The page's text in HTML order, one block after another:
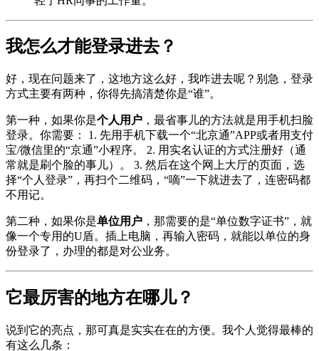
我怎么才能登录进去？
好，现在问题来了，这地方这么好，我咋进去呢？别急，登录
方式主要有两种，你得先搞清楚你是“谁”。
第一种，如果你是个人用户 ，最省事儿的方法就是用手机扫脸
登录。你需要： 1. 先用手机下载一个“北京通”APP或者用支付
宝/微信里的“京通”小程序。 2. 用实名认证的方式注册好（通
常就是刷个脸的事儿）。 3. 然后在这个网上大厅的页面，选
择“个人登录”，再扫个二维码，“嘀”一下就进去了，连密码都
不用记。
第二种，如果你是单位用户 ，那需要的是“单位数字证书”，就
像一个专用的U盾。插上电脑，再输入密码，就能以单位的身
份登录了，办理的都是对公业务。
它最厉害的地方在哪儿？
说到它的亮点，那可真是实实在在的方便。我个人觉得最棒的
有这么几条：